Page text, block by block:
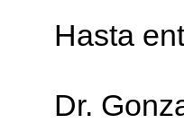
Hasta
Dr.